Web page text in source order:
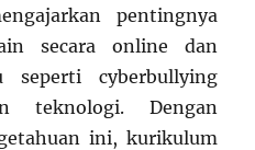
pentingnya
secara online dan
seperti cyberbullying
teknologi. Dengan
ini, kurikulum